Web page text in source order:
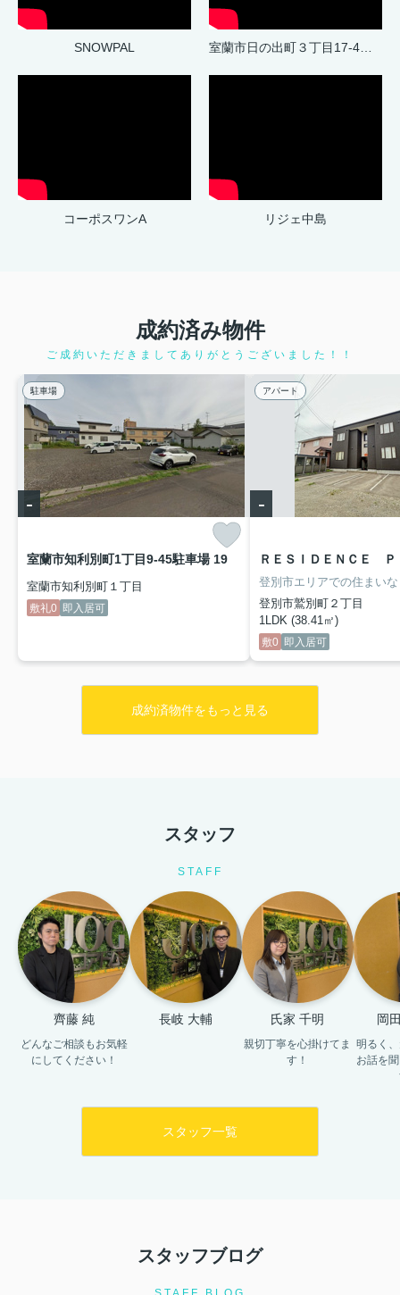
SNOWPAL 室蘭市日の出町３丁目17-4戸建
コーポスワンA リジェ中島
成約済み物件
ご成約いただきましてありがとうございました！！
駐車場
-
室蘭市知利別町1丁目9-45駐車場 19
室蘭市知利別町１丁目
敷礼0 即入居可
アパート
-
登別市鷲別町２丁目
1LDK (38.41㎡)
敷0 即入居可
成約済物件をもっと見る
スタッフ
STAFF
齊藤 純
どんなご相談もお気軽
にしてください！
長岐 大輔 氏家 千明
親切丁寧を心掛けてま
す！
岡
明るく
お話を
スタッフ一覧
スタッフブログ